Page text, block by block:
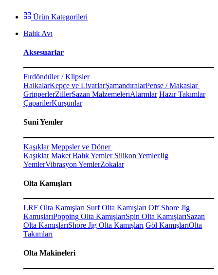
Ürün Kategorileri
Balık Avı
Aksesuarlar
Fırdöndüler / Klipsler
HalkalarKepçe ve LivarlarŞamandıralarPense / Makaslar
GripperlerZillerSazan MalzemeleriAlarmlar Hazır Takımlar
ÇaparilerKurşunlar
Suni Yemler
Kaşıklar Meppsler ve Döner
Kaşıklar Maket Balık Yemler Silikon YemlerJig
YemlerVibrasyon YemlerZokalar
Olta Kamışları
LRF Olta Kamışları Surf Olta Kamışları Off Shore Jig
KamışlarıPopping Olta KamışlarıSpin Olta KamışlarıSazan
Olta KamışlarıShore Jig Olta Kamışları Göl KamışlarıOlta
Takımları
Olta Makineleri